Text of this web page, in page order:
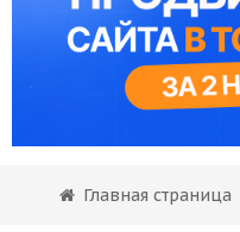
Главная страница